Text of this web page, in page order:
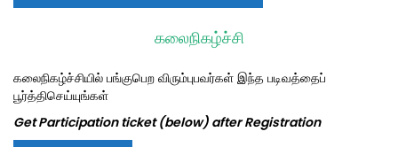
கலைநிகழ்ச்சி
கலைநிகழ்ச்சியில் பங்குபெற விரும்புபவர்கள் இந்த படிவத்தைப்
பூர்த்திசெய்யுங்கள்
Get Participation ticket (below) after Registration